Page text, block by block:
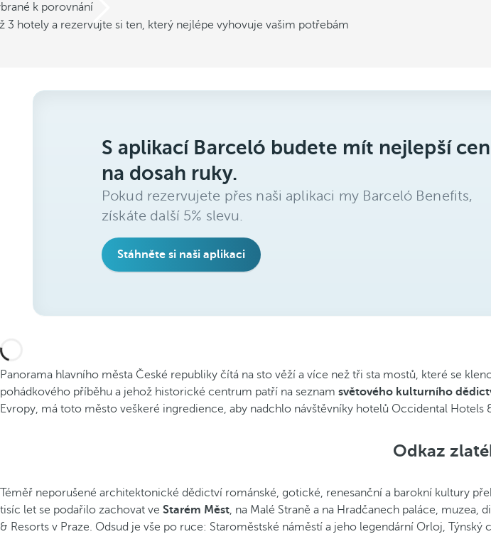
k porovnání
3 hotely a rezervujte si ten, který nejlépe vyhovuje vašim potřebám
S aplikací Barceló budete mít nejlepší
na dosah ruky.
Pokud rezervujete přes naši aplikaci my Barceló Benefits,
získáte další 5% slevu.
Stáhněte si naši aplikaci
Panorama hlavního města České republiky čítá na sto věží a více než tři sta mostů, které se
pohádkového příběhu a jehož historické centrum patří na seznam světového kulturního
Evropy, má toto město veškeré ingredience, aby nadchlo návštěvníky hotelů Occidental
Odkaz
Téměř neporušené architektonické dědictví románské, gotické, renesanční a barokní kultury
tisíc let se podařilo zachovat ve Starém Měst, na Malé Straně a na Hradčanech paláce,
& Resorts v Praze. Odsud je vše po ruce: Staroměstské náměstí a jeho legendární Orloj, Týnský